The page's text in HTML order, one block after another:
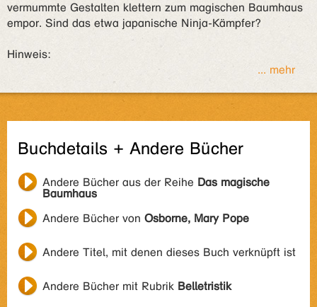
vermummte Gestalten klettern zum magischen Baumhaus
empor. Sind das etwa japanische Ninja-Kämpfer?
Hinweis:
... mehr
Buchdetails + Andere Bücher
Andere Bücher aus der Reihe Das magische
Baumhaus
Andere Bücher von Osborne, Mary Pope
Andere Titel, mit denen dieses Buch verknüpft ist
Andere Bücher mit Rubrik Belletristik